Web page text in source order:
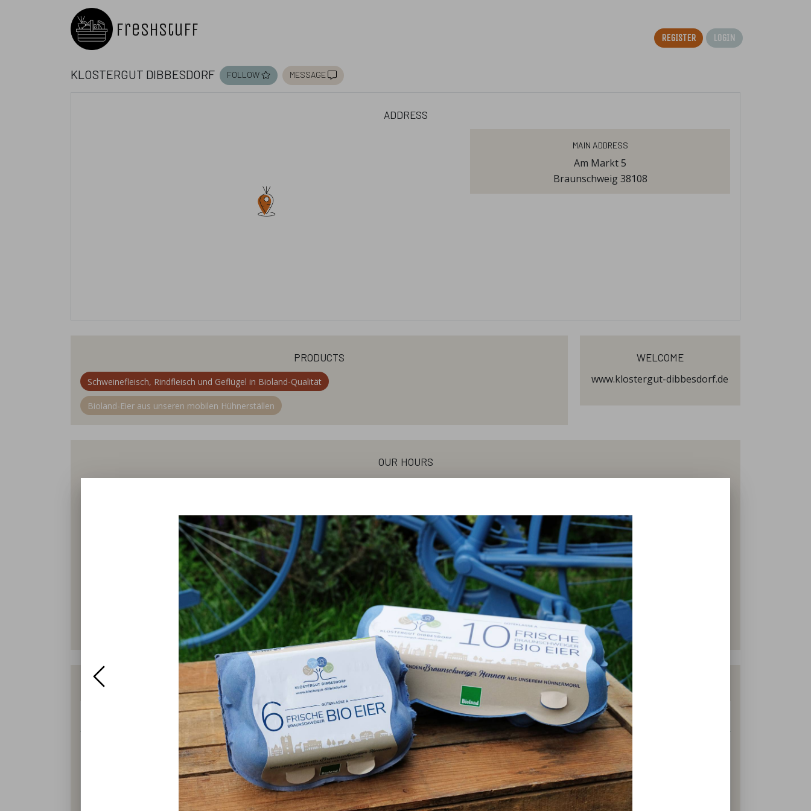
Freshstuff Register Login
Klostergut Dibbesdorf follow message
address
Main Address
Am Markt 5
Braunschweig 38108
products
Schweinefleisch, Rindfleisch und Geflügel in Bioland-Qualität
Bioland-Eier aus unseren mobilen Hühnerställen
welcome
www.klostergut-dibbesdorf.de
our hours
Wednesday
15:00 - 19:00
Friday
10:0 - 19:00
Saturday
09:00 - 13:00
news
Klostergut Dibbesdorf
6 years ago
Die nächsten Verkaufstermine für unser leckeres Bio-Fleisch
Jeden Freitag und Samstag wird in unserem Hofladen in Dibbesdorf Frischfleisch angeboten. Im Wechsel gibt es Schweine- und Rindfleisch
aus biologischer Tierhaltung. Das Angebot wird durch eine Auswahl an Geflügel- und Lammfleisch (ebenfalls Bio-Qualität) und Wild